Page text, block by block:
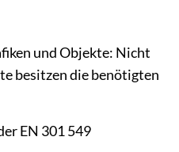
und Objekte: Nicht
besitzen die benötigten
EN 301 549